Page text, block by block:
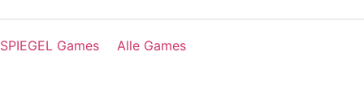
SPIEGEL Games Alle Games